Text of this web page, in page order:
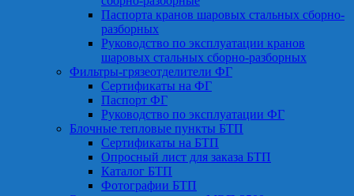
Паспорта кранов шаровых стальных сборно-
разборных
Руководство по эксплуатации кранов
шаровых стальных сборно-разборных
Фильтры-грязеотделители ФГ
Сертификаты на ФГ
Паспорт ФГ
Руководство по эксплуатации ФГ
Блочные тепловые пункты БТП
Сертификаты на БТП
Опросный лист для заказа БТП
Каталог БТП
Фотографии БТП